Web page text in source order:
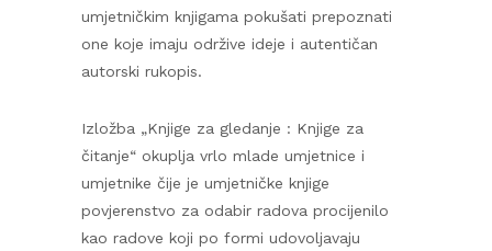
umjetničkim knjigama pokušati prepoznati
one koje imaju održive ideje i autentičan
autorski rukopis.
Izložba „Knjige za gledanje : Knjige za
čitanje“ okuplja vrlo mlade umjetnice i
umjetnike čije je umjetničke knjige
povjerenstvo za odabir radova procijenilo
kao radove koji po formi udovoljavaju